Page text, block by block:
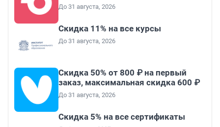
До 31 августа, 2026
Скидка 11% на все курсы
До 31 августа, 2026
Скидка 50% от 800 ₽ на первый
заказ, максимальная скидка 600 ₽
До 31 августа, 2026
Скидка 5% на все сертификаты